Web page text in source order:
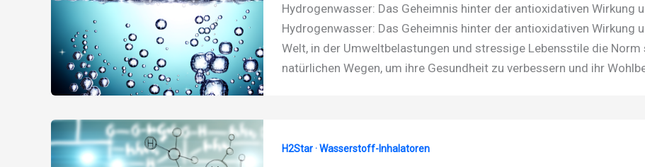
Hydrogenwasser: Das Geheimnis hinter der antioxidativen Wirkung
Hydrogenwasser: Das Geheimnis hinter der antioxidativen Wirkung
Welt, in der Umweltbelastungen und stressige Lebensstile die
natürlichen Wegen, um ihre Gesundheit zu verbessern und ihr
H2Star · Wasserstoff-Inhalatoren